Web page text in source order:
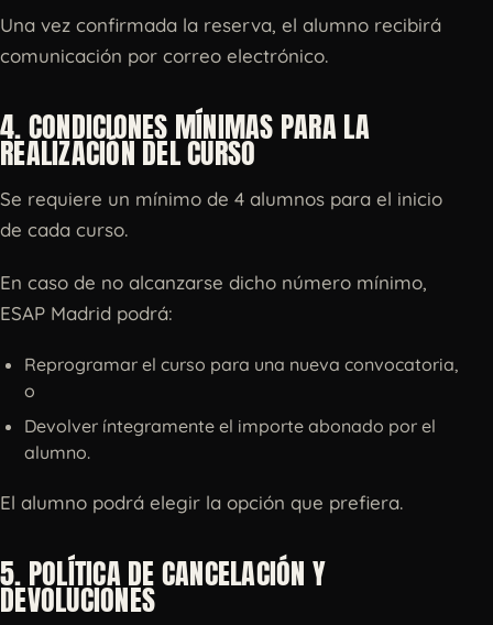
Una vez confirmada la reserva, el alumno recibirá
comunicación por correo electrónico.
4. CONDICIONES MÍNIMAS PARA LA
REALIZACIÓN DEL CURSO
Se requiere un mínimo de 4 alumnos para el inicio
de cada curso.
En caso de no alcanzarse dicho número mínimo,
ESAP Madrid podrá:
Reprogramar el curso para una nueva convocatoria,
o
Devolver íntegramente el importe abonado por el
alumno.
El alumno podrá elegir la opción que prefiera.
5. POLÍTICA DE CANCELACIÓN Y
DEVOLUCIONES